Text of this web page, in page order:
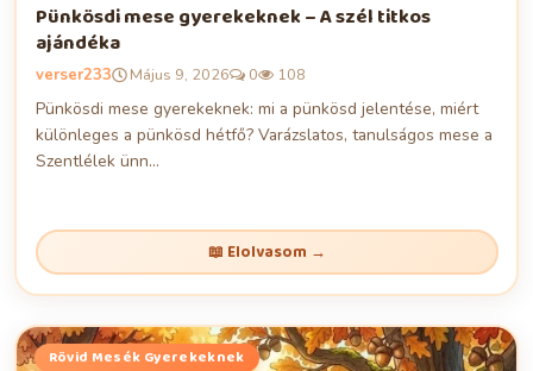
Pünkösdi mese gyerekeknek – A szél titkos
ajándéka
verser233 Május 9, 2026 0 108
Pünkösdi mese gyerekeknek: mi a pünkösd jelentése, miért
különleges a pünkösd hétfő? Varázslatos, tanulságos mese a
Szentlélek ünn...
📖 Elolvasom →
Rövid Mesék Gyerekeknek